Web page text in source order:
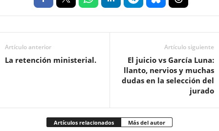
Artículo anterior
La retención ministerial.
Artículo siguiente
El juicio vs García Luna:
llanto, nervios y muchas
dudas en la selección del
jurado
Artículos relacionados Más del autor